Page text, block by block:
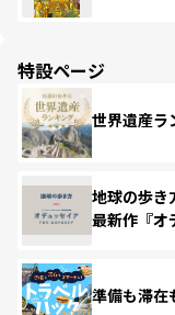
特設ページ
世界遺産ラ
地球の歩
最新作『オ
準備も滞